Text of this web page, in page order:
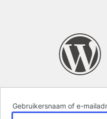
Gebruikersnaam of e-